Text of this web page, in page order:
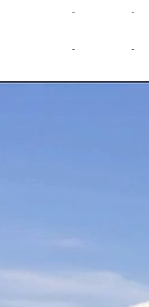
- -
- -